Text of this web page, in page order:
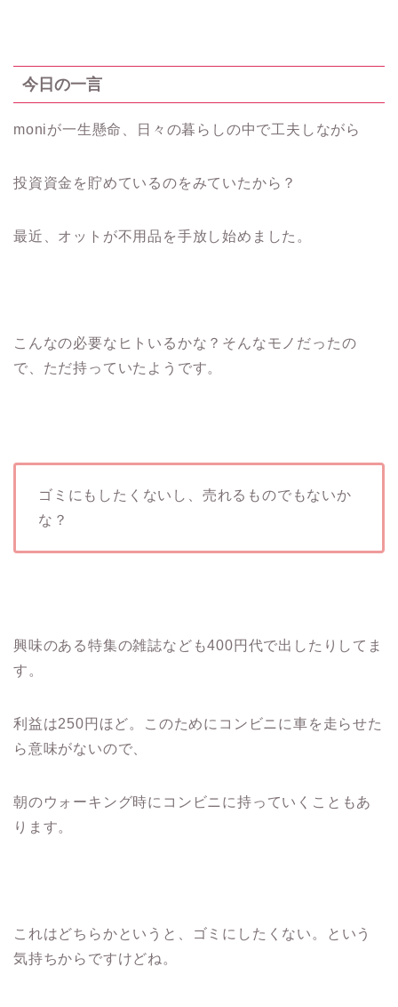
今日の一言
moniが一生懸命、日々の暮らしの中で工夫しながら
投資資金を貯めているのをみていたから？
最近、オットが不用品を手放し始めました。
こんなの必要なヒトいるかな？そんなモノだったの
で、ただ持っていたようです。
ゴミにもしたくないし、売れるものでもないか
な？
興味のある特集の雑誌なども400円代で出したりしてま
す。
利益は250円ほど。このためにコンビニに車を走らせた
ら意味がないので、
朝のウォーキング時にコンビニに持っていくこともあ
ります。
これはどちらかというと、ゴミにしたくない。という
気持ちからですけどね。